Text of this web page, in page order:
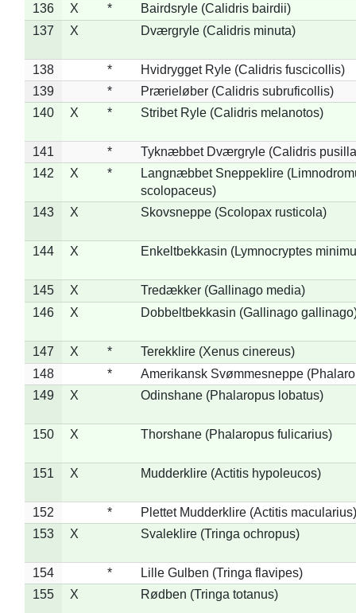
136 X *
Bairdsryle (Calidris bairdii)
137
X Dværgryle (Calidris minuta)
138 *
Hvidrygget Ryle (Calidris fuscicollis)
139
*
Prærieløber (Calidris subruficollis)
140
X * Stribet Ryle (Calidris melanotos)
141 *
Tyknæbbet Dværgryle (Calidris
142
X *
Langnæbbet Sneppeklire
scolopaceus)
143
X Skovsneppe (Scolopax rusticola)
144 X Enkeltbekkasin (Lymnocryptes
145 X
Tredækker (Gallinago media)
146
X Dobbeltbekkasin (Gallinago
147 X *
Terekklire (Xenus cinereus)
148
*
Amerikansk Svømmesneppe
149
X Odinshane (Phalaropus lobatus)
150 X Thorshane (Phalaropus fulicarius)
151 X Mudderklire (Actitis hypoleucos)
152 *
Plettet Mudderklire (Actitis macularius)
153
X Svaleklire (Tringa ochropus)
154 *
Lille Gulben (Tringa flavipes)
155
X Rødben (Tringa totanus)